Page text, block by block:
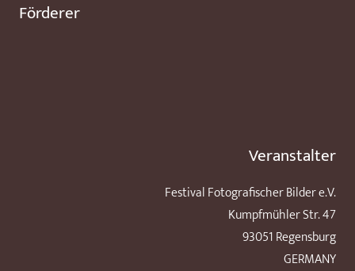
Förderer
Veranstalter
Festival Fotografischer Bilder e.V.
Kumpfmühler Str. 47
93051 Regensburg
GERMANY